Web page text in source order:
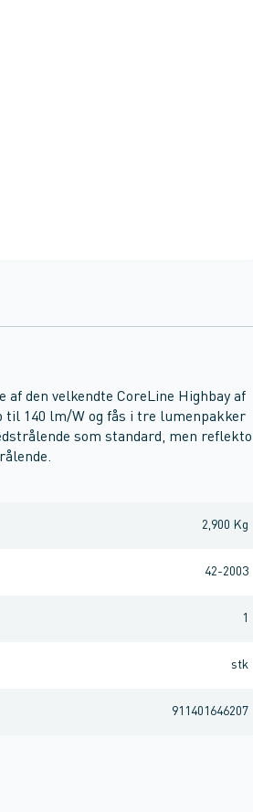
af den velkendte CoreLine Highbay af
til 140 lm/W og fås i tre lumenpakker
som standard, men
2,900 Kg
42-2003
1
stk
911401646207